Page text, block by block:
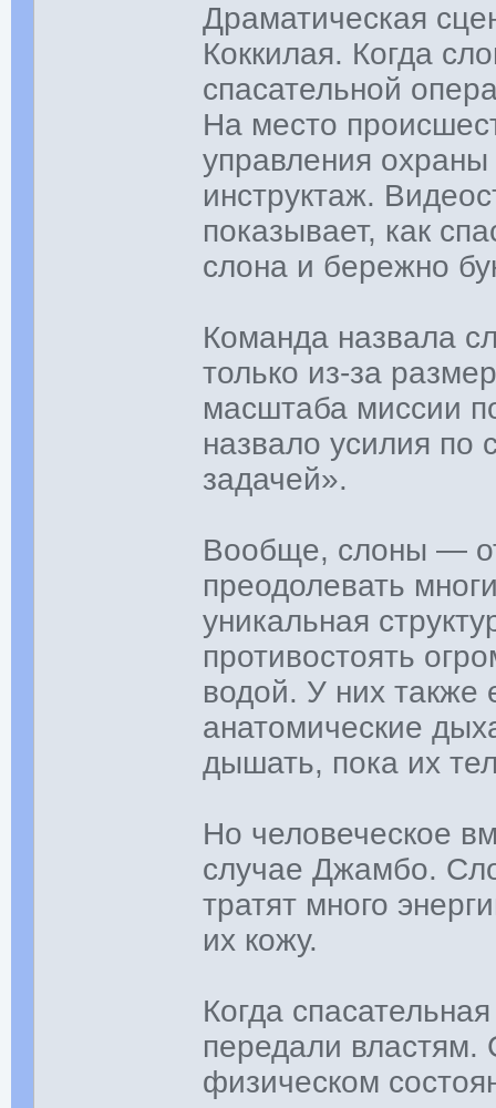
Драматическая
Коккилая. Когда
спасательной
На место
управления
инструктаж.
показывает, как
слона и бережно
Команда назвала
только из-за
масштаба миссии
назвало усилия по
задачей».
Вообще, слоны —
преодолевать
уникальная
противостоять
водой. У них также
анатомические
дышать, пока их
Но человеческое
случае Джамбо.
тратят много
их кожу.
Когда
передали
физическом